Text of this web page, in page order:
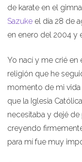
de karate en el
Sazuke el día 28 de
en enero del 2004 y
Yo nací y me crié en
religión que he
momento de mi
que la Iglesia
necesitaba y dejé de
creyendo
para mí fue muy